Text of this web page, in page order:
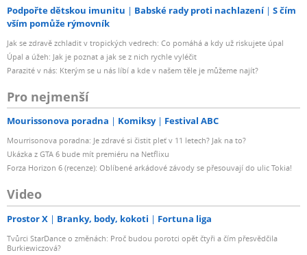
Podpořte dětskou imunitu Babské rady proti nachlazení
S čím
vším pomůže rýmovník
Jak se zdravě zchladit v tropických vedrech: Co pomáhá a kdy už riskujete úpal
Úpal a úžeh: Jak je poznat a jak se z nich rychle vyléčit
Parazité v nás: Kterým se u nás líbí a kde v našem těle je můžeme najít?
Pro nejmenší
Mourissonova poradna Komiksy Festival ABC
Mourrisonova poradna: Je zdravé si čistit pleť v 11 letech? Jak na to?
Ukázka z GTA 6 bude mít premiéru na Netflixu
Forza Horizon 6 (recenze): Oblíbené arkádové závody se přesouvají do ulic Tokia!
Video
Prostor X Branky, body, kokoti Fortuna liga
Tvůrci StarDance o změnách: Proč budou porotci opět čtyři a čím přesvědčila
Burkiewiczová?